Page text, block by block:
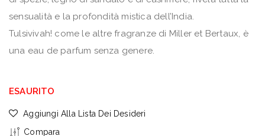
sensualità e la profondità mistica dell’India.
Tulsivivah! come le altre fragranze di Miller et Bertaux, è
una eau de parfum senza genere.
ESAURITO
Aggiungi Alla Lista Dei Desideri
Compara